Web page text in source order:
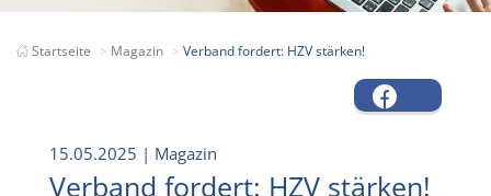
Startseite Magazin Verband fordert: HZV stärken!
15.05.2025 | Magazin
Verband fordert: HZV stärken!